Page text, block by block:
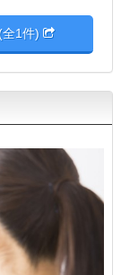
全1件)